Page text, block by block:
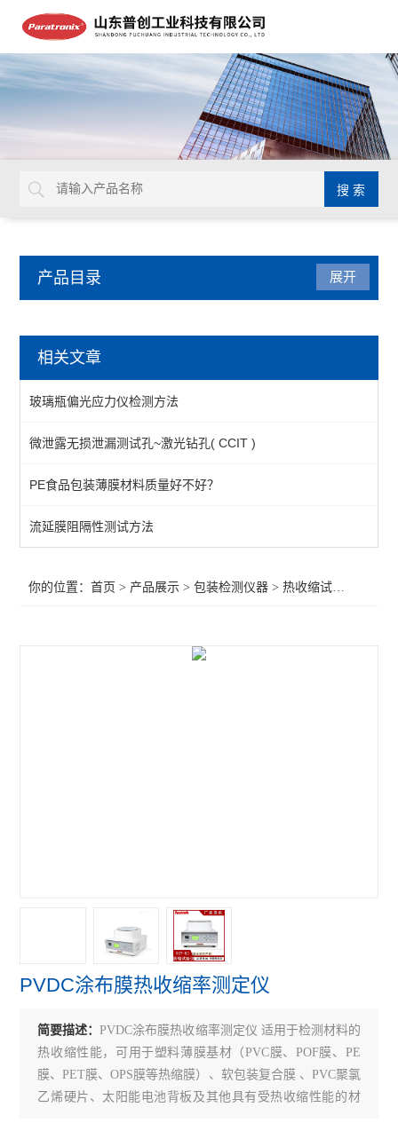
产品目录
油墨脱色试验机
空气含量测试仪
热粘试验仪
揉搓试验仪
抗跌落试验仪
展开
相关文章
玻璃瓶偏光应力仪检测方法
微泄露无损泄漏测试孔~激光钻孔( CCIT )
PE食品包装薄膜材料质量好不好？
流延膜阻隔性测试方法
你的位置：首页 > 产品展示 >包装检测仪器 >热收缩试验测试仪
PVDC涂布膜热收缩率测定仪
简要描述：PVDC涂布膜热收缩率测定仪 适用于检测材料的
热收缩性能，可用于塑料薄膜基材（PVC膜、POF膜、PE
膜、PET膜、OPS膜等热缩膜）、软包装复合膜 、PVC聚氯
乙烯硬片、太阳能电池背板及其他具有受热收缩性能的材